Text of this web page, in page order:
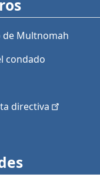
de Multnomah
condado
directiva